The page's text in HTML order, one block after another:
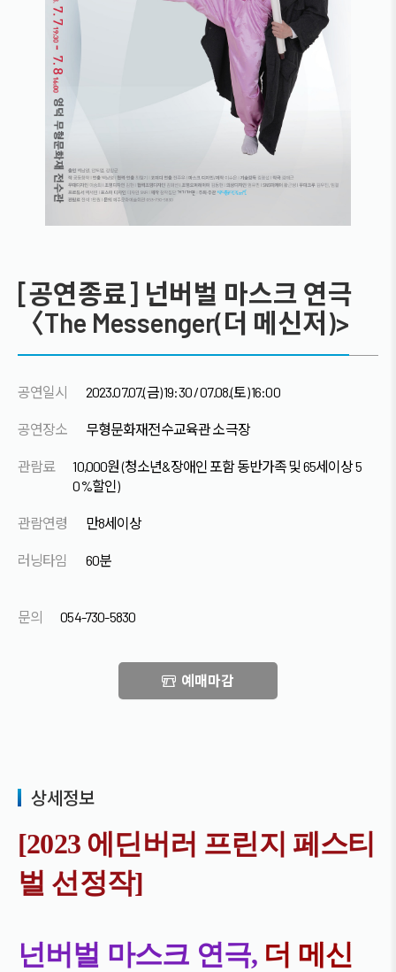
[공연종료] 넌버벌 마스크 연극
〈The Messenger(더 메신저)>
공연일시 2023.07.07.(금) 19:30 / 07.08.(토) 16:00
공연장소 무형문화재전수교육관 소극장
관람료
10,000원 (청소년&장애인 포함 동반가족 및 65세이상 5
0%할인)
관람연령 만8세이상
러닝타임 60분
문의 054-730-5830
예매마감
상세정보
[2023 에딘버러 프린지 페스티
벌 선정작]
넌버벌 마스크 연극, 더 메신